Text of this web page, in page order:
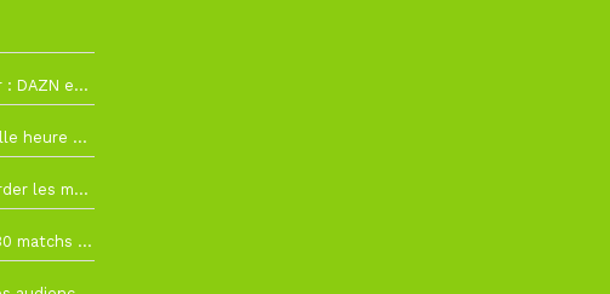
La Liga change de diffuseur : DAZN et Disney+ remplacent beIN Sports !
RC Lens – Villarreal : à quelle heure et sur quelle chaîne voir la finale de la Como Cup ?
Como Cup : comment regarder les matchs du RC Lens en direct ?
Ligue 1+ diffusera plus de 30 matchs amicaux avant la reprise de la Ligue 1